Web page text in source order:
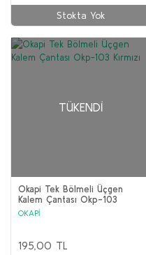
Stokta Yok
TÜKENDI
Okapi Tek Bölmeli Üçgen
Kalem Çantası Okp-103
Kırmızı
OKAPİ
195,00 TL